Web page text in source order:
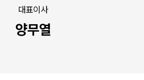
대표이사
양무열